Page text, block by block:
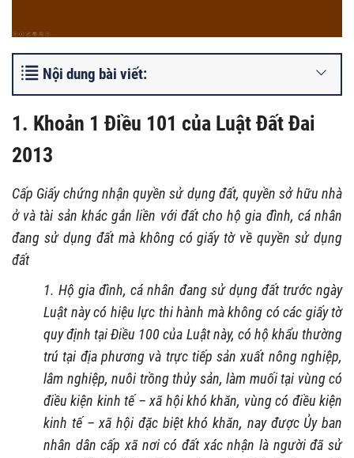
Nội dung bài viết:
1. Khoản 1 Điều 101 của Luật Đất Đai
2013
Cấp Giấy chứng nhận quyền sử dụng đất, quyền sở hữu nhà
ở và tài sản khác gắn liền với đất cho hộ gia đình, cá nhân
đang sử dụng đất mà không có giấy tờ về quyền sử dụng
đất
1. Hộ gia đình, cá nhân đang sử dụng đất trước ngày
Luật này có hiệu lực thi hành mà không có các giấy tờ
quy định tại Điều 100 của Luật này, có hộ khẩu thường
trú tại địa phương và trực tiếp sản xuất nông nghiệp,
lâm nghiệp, nuôi trồng thủy sản, làm muối tại vùng có
điều kiện kinh tế – xã hội khó khăn, vùng có điều kiện
kinh tế – xã hội đặc biệt khó khăn, nay được Ủy ban
nhân dân cấp xã nơi có đất xác nhận là người đã sử